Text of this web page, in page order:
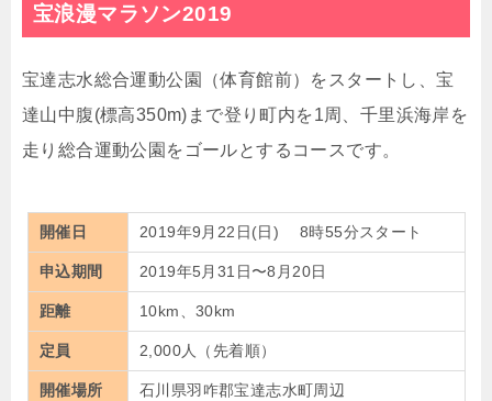
宝浪漫マラソン2019
宝達志水総合運動公園（体育館前）をスタートし、宝
達山中腹(標高350m)まで登り町内を1周、千里浜海岸を
走り総合運動公園をゴールとするコースです。
開催日 2019年9月22日(日) 8時55分スタート
申込期間 2019年5月31日〜8月20日
距離 10km、30km
定員 2,000人（先着順）
開催場所 石川県羽咋郡宝達志水町周辺